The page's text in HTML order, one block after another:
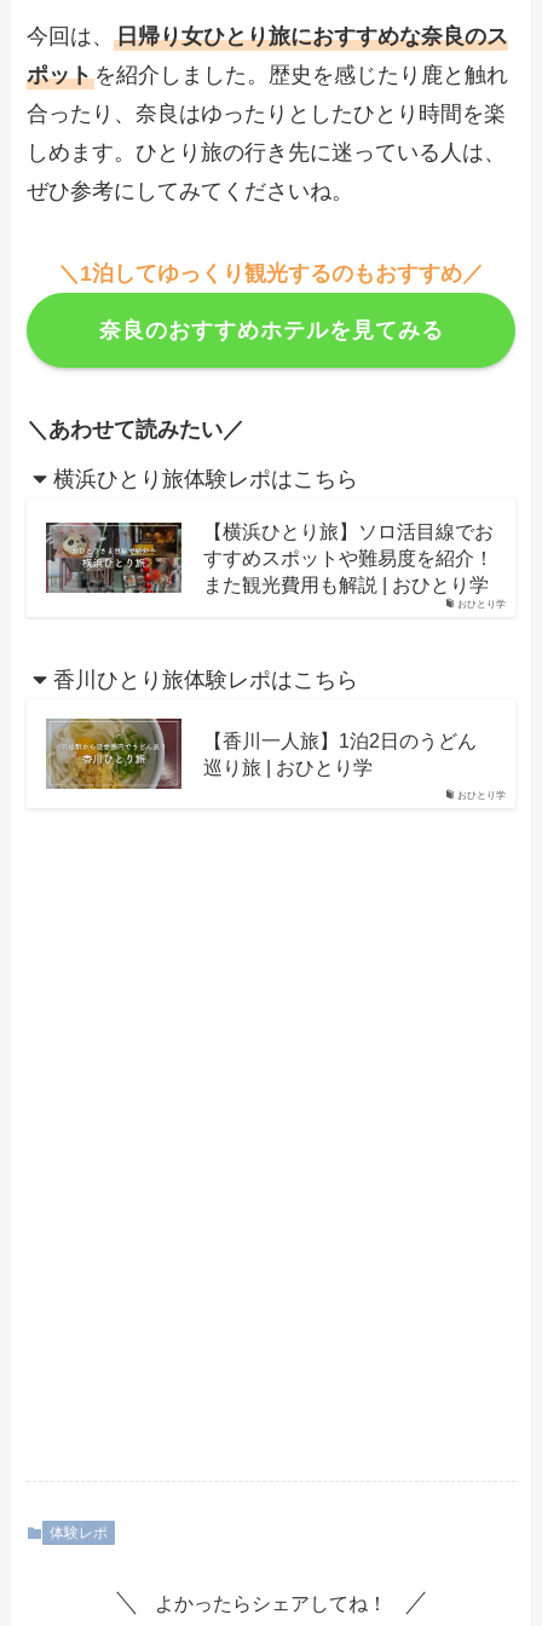
今回は、日帰り女ひとり旅におすすめな奈良のス
ポットを紹介しました。歴史を感じたり鹿と触れ
合ったり、奈良はゆったりとしたひとり時間を楽
しめます。ひとり旅の行き先に迷っている人は、
ぜひ参考にしてみてくださいね。
＼1泊してゆっくり観光するのもおすすめ／
奈良のおすすめホテルを見てみる
＼あわせて読みたい／
横浜ひとり旅体験レポはこちら
おひとり学
【横浜ひとり旅】ソロ活目線でお
すすめスポットや難易度を紹介！
また観光費用も解説 | おひとり学
香川ひとり旅体験レポはこちら
おひとり学
【香川一人旅】1泊2日のうどん
巡り旅 | おひとり学
体験レポ
よかったらシェアしてね！